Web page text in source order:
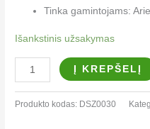
Tinka gamintojams:
Išankstinis užsakymas
Į KREPŠELĮ
Produkto kodas: DSZ0030